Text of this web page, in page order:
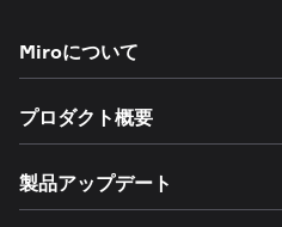
Miroについて
プロダクト概要
製品アップデート